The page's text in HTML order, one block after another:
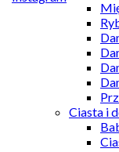
Ciasta i